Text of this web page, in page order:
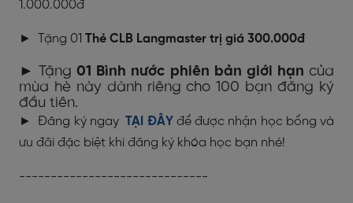
1.000.000đ
► Tặng 01 Thẻ CLB Langmaster trị giá 300.000đ
► Tặng 01 Bình nước phiên bản giới hạn của
mùa hè này dành riêng cho 100 bạn đăng ký
đầu tiên.
► Đăng ký ngayTẠI ĐÂY để được nhận học bổng và
ưu đãi đặc biệt khi đăng ký khóa học bạn nhé!
------------------------------